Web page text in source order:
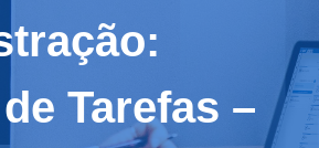
Tarefas –